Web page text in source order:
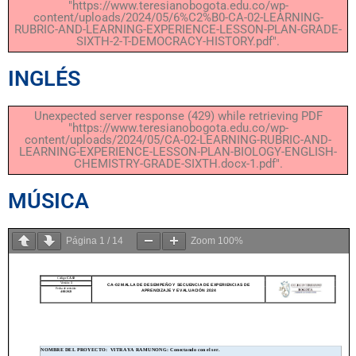
"https://www.teresianobogota.edu.co/wp-
content/uploads/2024/05/6%C2%B0-CA-02-LEARNING-
RUBRIC-AND-LEARNING-EXPERIENCE-LESSON-PLAN-GRADE-
SIXTH-2-T-DEMOCRACY-HISTORY.pdf".
INGLÉS
Unexpected server response (429) while retrieving PDF
"https://www.teresianobogota.edu.co/wp-
content/uploads/2024/05/CA-02-LEARNING-RUBRIC-AND-
LEARNING-EXPERIENCE-LESSON-PLAN-BIOLOGY-ENGLISH-
CHEMISTRY-GRADE-SIXTH.docx-1.pdf".
MÚSICA
Página 1 / 14 Zoom 100%